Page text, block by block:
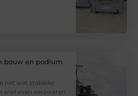
bouw en podium
net wat stabieler
snel even verzwaren